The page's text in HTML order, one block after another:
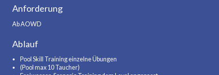
Anforderung
Ab AOWD
Ablauf
Pool Skill Training einzelne Übungen
(Pool max 10 Taucher)